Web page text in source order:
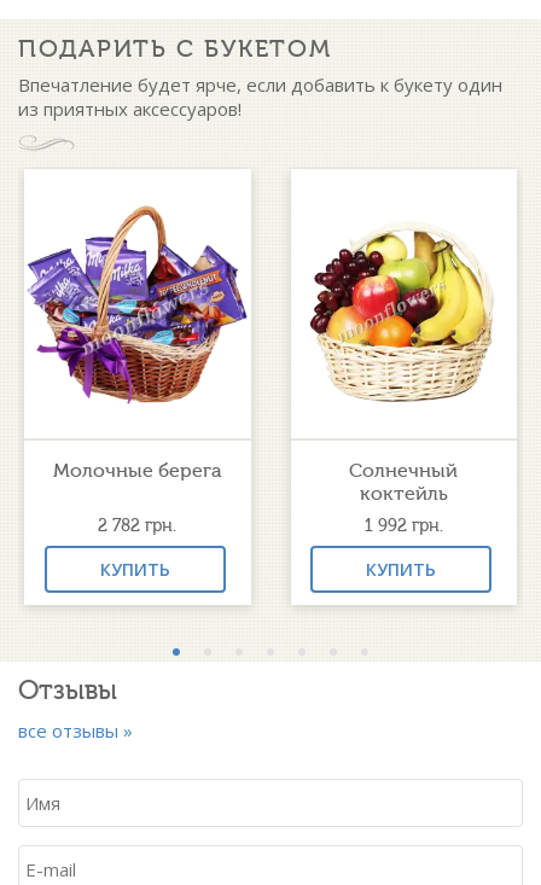
ПОДАРИТЬ С БУКЕТОМ
Впечатление будет ярче, если добавить к букету один
из приятных аксессуаров!
Молочные берега
2 782грн.
КУПИТЬ
Солнечный
коктейль
1 992 грн.
КУПИТЬ
Отзывы
все отзывы »